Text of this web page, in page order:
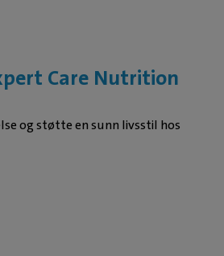
Care Nutrition
og støtte en sunn livsstil hos